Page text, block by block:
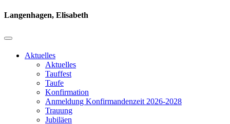
Langenhagen, Elisabeth
Aktuelles
Aktuelles
Tauffest
Taufe
Konfirmation
Anmeldung Konfirmandenzeit 2026-2028
Trauung
Jubiläen